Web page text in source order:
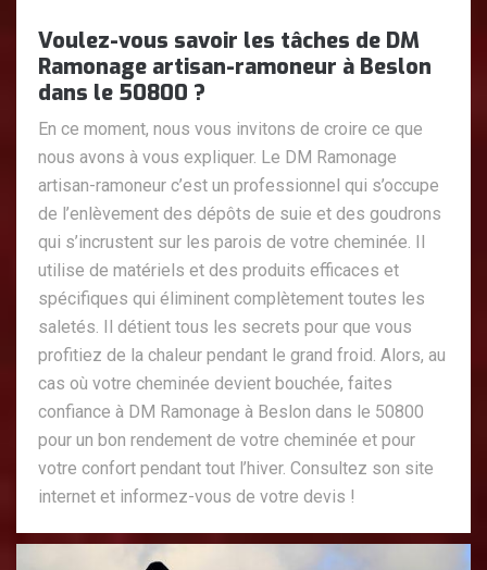
Voulez-vous savoir les tâches de DM
Ramonage artisan-ramoneur à Beslon
dans le 50800 ?
En ce moment, nous vous invitons de croire ce que
nous avons à vous expliquer. Le DM Ramonage
artisan-ramoneur c’est un professionnel qui s’occupe
de l’enlèvement des dépôts de suie et des goudrons
qui s’incrustent sur les parois de votre cheminée. Il
utilise de matériels et des produits efficaces et
spécifiques qui éliminent complètement toutes les
saletés. Il détient tous les secrets pour que vous
profitiez de la chaleur pendant le grand froid. Alors, au
cas où votre cheminée devient bouchée, faites
confiance à DM Ramonage à Beslon dans le 50800
pour un bon rendement de votre cheminée et pour
votre confort pendant tout l’hiver. Consultez son site
internet et informez-vous de votre devis !